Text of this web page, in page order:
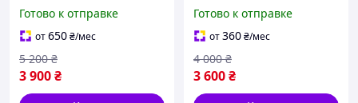
микрофоном,
аудиомикшером и
штативом-пантографом
ТОВАР Б/У
Готово к отправке
от650₴/мес
3 900₴
5 200 ₴
микрофонов с
шумоподавлением для
игровой подкаст-студии
потоковой записи
Готово к отправке
от360₴/мес
3 600₴
4 000 ₴